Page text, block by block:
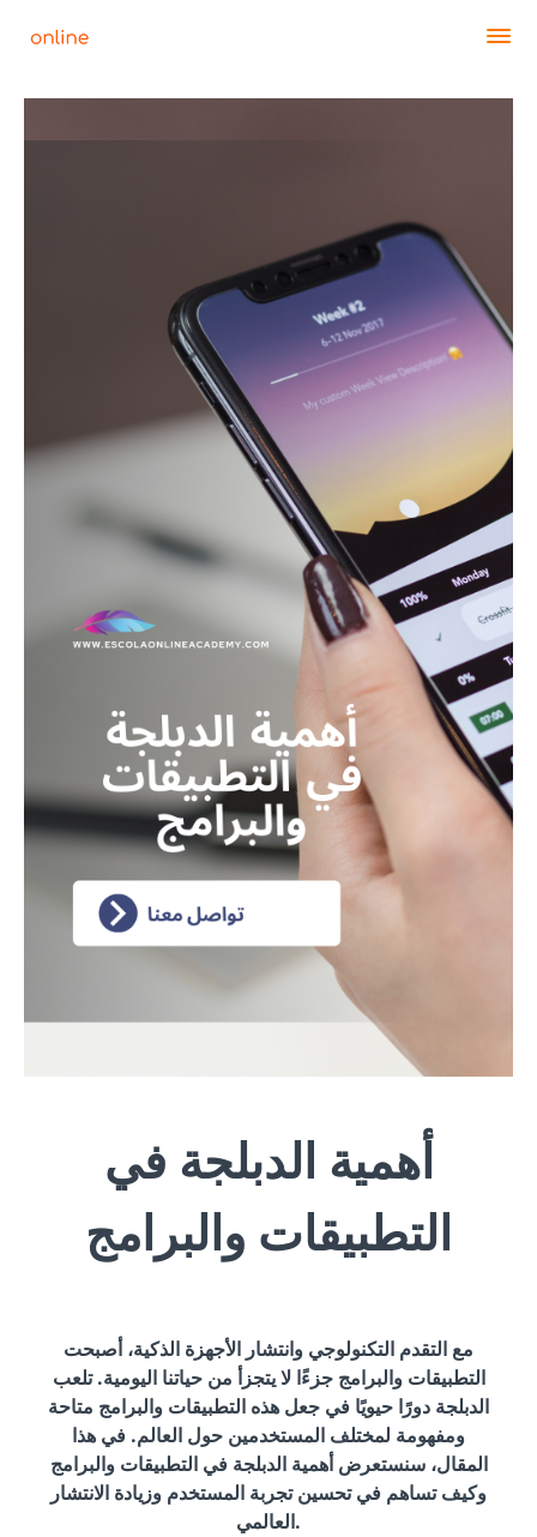
أهمية الدبلجة في
التطبيقات والبرامج
مع التقدم التكنولوجي وانتشار الأجهزة الذكية، أصبحت
التطبيقات والبرامج جزءًا لا يتجزأ من حياتنا اليومية. تلعب
الدبلجة دورًا حيويًا في جعل هذه التطبيقات والبرامج متاحة
ومفهومة لمختلف المستخدمين حول العالم. في هذا
المقال، سنستعرض أهمية الدبلجة في التطبيقات والبرامج
وكيف تساهم في تحسين تجربة المستخدم وزيادة الانتشار
العالمي.